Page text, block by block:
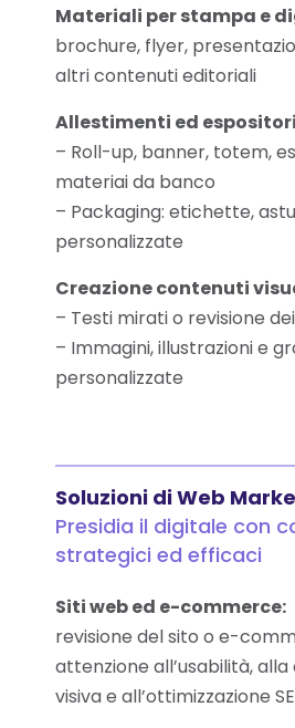
Materiali per stampa e
brochure, flyer,
altri contenuti editoriali
Allestimenti ed
– Roll-up, banner, totem,
materiai da banco
– Packaging: etichette,
personalizzate
Creazione contenuti
– Testi mirati o revisione
– Immagini, illustrazioni e
personalizzate
Soluzioni diWeb
Presidia il digitale con
strategici ed efficaci
Siti web ed e-commerce:
revisione del sito o e-
attenzione all’usabilità,
visiva e all’ottimizzazione